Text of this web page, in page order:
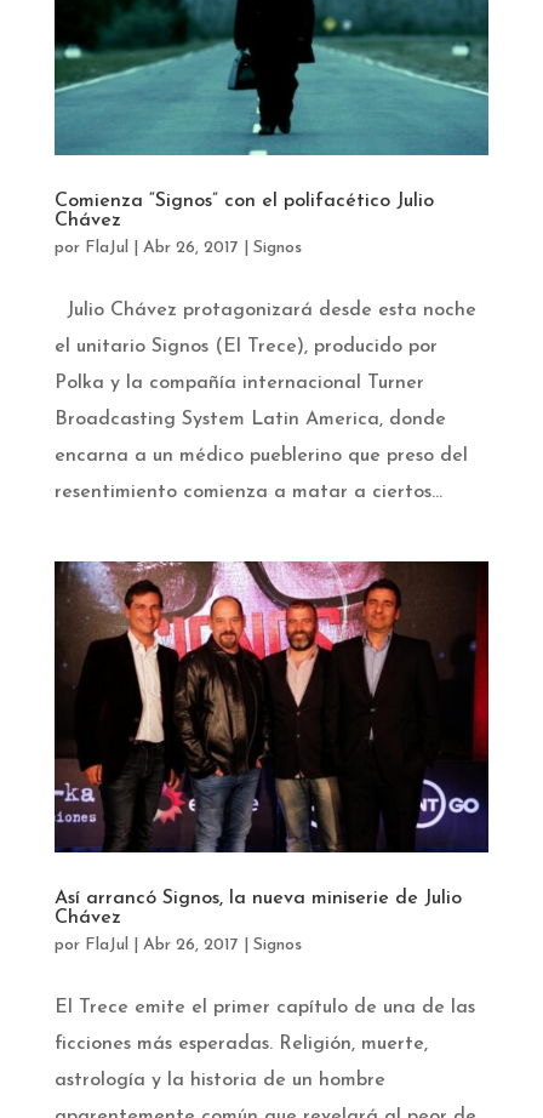
Comienza “Signos” con el polifacético Julio
Chávez
por FlaJul Abr 26, 2017 Signos
Julio Chávez protagonizará desde esta noche
el unitario Signos (El Trece), producido por
Polka y la compañía internacional Turner
Broadcasting System Latin America, donde
encarna a un médico pueblerino que preso del
resentimiento comienza a matar a ciertos...
Así arrancó Signos, la nueva miniserie de Julio
Chávez
por FlaJul Abr 26, 2017 Signos
El Trece emite el primer capítulo de una de las
ficciones más esperadas. Religión, muerte,
astrología y la historia de un hombre